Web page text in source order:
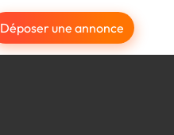
Déposer une annonce